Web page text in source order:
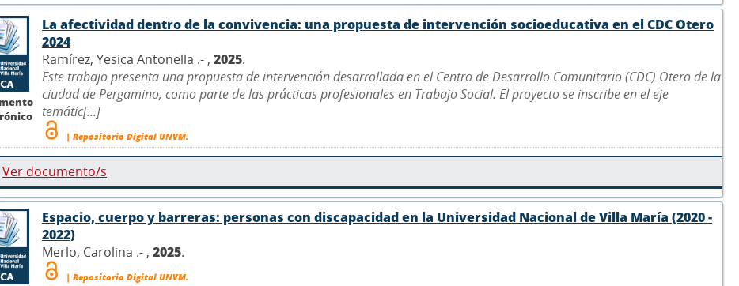
La afectividad dentro de la convivencia: una propuesta de intervención socioeducativa en el CDC Otero
2024
Ramírez, Yesica Antonella .- , 2025.
Este trabajo presenta una propuesta de intervención desarrollada en el Centro de Desarrollo Comunitario (CDC) Otero de la
ciudad de Pergamino, como parte de las prácticas profesionales en Trabajo Social. El proyecto se inscribe en el eje
temátic[...]
| Repositorio Digital UNVM.
Ver documento/s
Espacio, cuerpo y barreras: personas con discapacidad en la Universidad Nacional de Villa María (2020 -
2022)
Merlo, Carolina .- , 2025.
| Repositorio Digital UNVM.